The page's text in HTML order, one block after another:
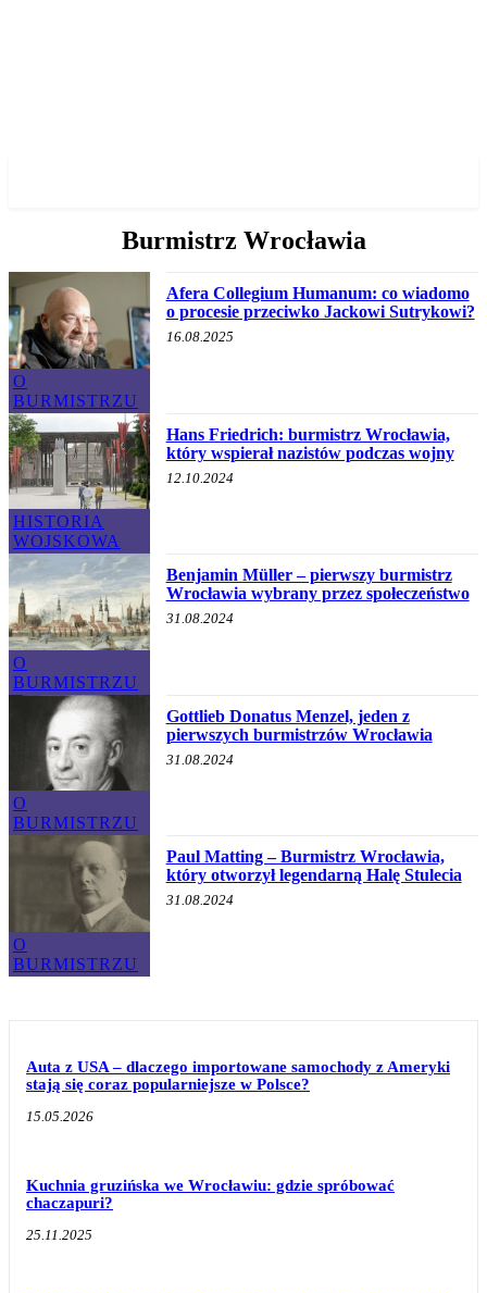
Burmistrz Wrocławia
O
BURMISTRZU
Afera Collegium Humanum: co wiadomo
o procesie przeciwko Jackowi Sutrykowi?
16.08.2025
HISTORIA
WOJSKOWA
Hans Friedrich: burmistrz Wrocławia,
który wspierał nazistów podczas wojny
12.10.2024
O
BURMISTRZU
Benjamin Müller – pierwszy burmistrz
Wrocławia wybrany przez społeczeństwo
31.08.2024
O
BURMISTRZU
Gottlieb Donatus Menzel, jeden z
pierwszych burmistrzów Wrocławia
31.08.2024
O
BURMISTRZU
Paul Matting – Burmistrz Wrocławia,
który otworzył legendarną Halę Stulecia
31.08.2024
Auta z USA – dlaczego importowane samochody z Ameryki
stają się coraz popularniejsze w Polsce?
15.05.2026
Kuchnia gruzińska we Wrocławiu: gdzie spróbować
chaczapuri?
25.11.2025